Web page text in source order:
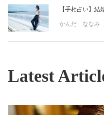
【手相占い】結
かんだ ななみ
Latest